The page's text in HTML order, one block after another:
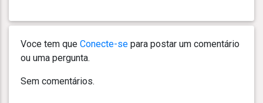
Voce tem que Conecte-se para postar um comentário
ou uma pergunta.
Sem comentários.